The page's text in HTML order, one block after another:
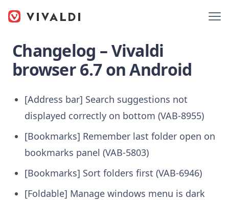
Changelog – Vivaldi
browser 6.7 on Android
[Address bar] Search suggestions not
displayed correctly on bottom (VAB-8955)
[Bookmarks] Remember last folder open on
bookmarks panel (VAB-5803)
[Bookmarks] Sort folders first (VAB-6946)
[Foldable] Manage windows menu is dark